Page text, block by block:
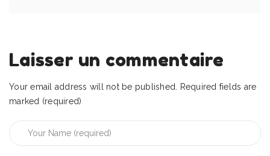
Laisser un commentaire
Your email address will not be published.
Required fields are
marked (required)